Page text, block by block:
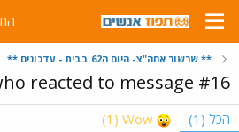
** שרשור אחה"צ- היום ה62 בבית - עדכונים **
reacted to message #16
הכל (1)
Wow
(1)